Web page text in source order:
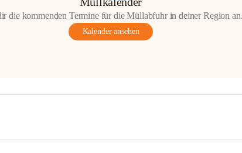
die kommenden Termine für die Müllabfuhr in deiner Region
Kalender ansehen